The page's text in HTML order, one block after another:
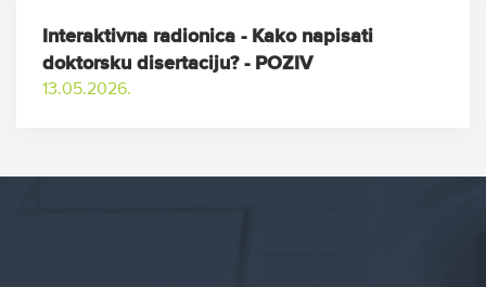
Interaktivna radionica - Kako napisati
doktorsku disertaciju? - POZIV
13.05.2026.